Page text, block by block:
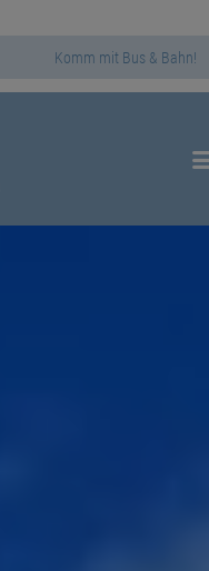
Komm mit Bus & Bahn!